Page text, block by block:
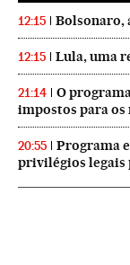
12:15 Bolsonaro,
12:15 Lula, uma
21:14
O
impostos para os
20:55
Programa
privilégios legais